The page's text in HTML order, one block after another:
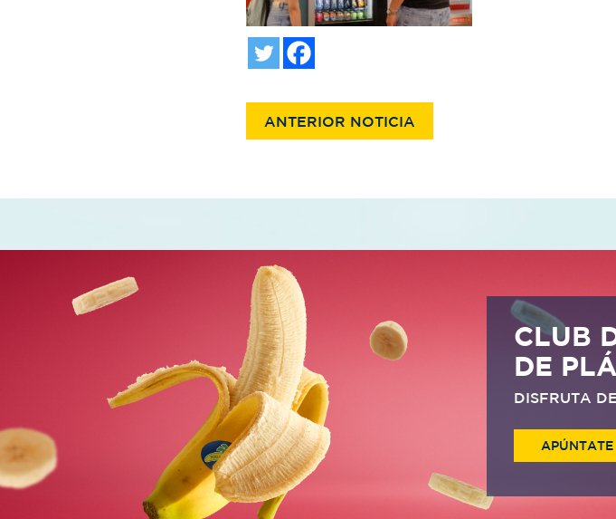
ANTERIOR NOTICIA
CLUB
DE
DISFRUTA
APÚNTATE